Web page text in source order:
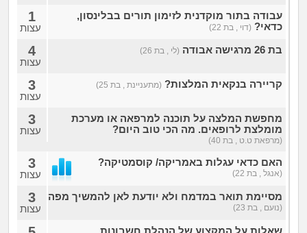
עבודה בתור מוקדנית לזימון תורים בבלינסון,
כדאי? (דוי , בת 22)
1
עצות
בת 26 מרגישה אבודה (לי , בת 26) 4
עצות
קריירה בנקאית המלצות? (מתעניינת , בת 25) 3
עצות
מחפשת המלצה על תוכנה למרפאה או מערכת
מומלצת לרופאים. מה הכי טוב היום?
(מרפאת ט.ט , בת 40)
3
עצות
האם כדאי עגלות באמריקה/ קוסמטיקה?
(אנגל , בת 22)
3
עצות
מסיימת תואר במדמח ולא יודעת לאן להמשיך מפה
(נועם , בת 23)
3
עצות
שאלות על המקצוע של הנהלת חשבונות